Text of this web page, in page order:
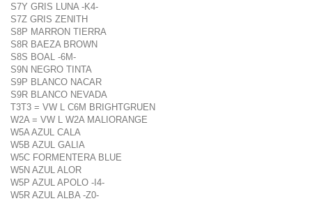
S7Y GRIS LUNA -K4-
S7Z GRIS ZENITH
S8P MARRON TIERRA
S8R BAEZA BROWN
S8S BOAL -6M-
S9N NEGRO TINTA
S9P BLANCO NACAR
S9R BLANCO NEVADA
T3T3 = VW L C6M BRIGHTGRUEN
W2A = VW L W2A MALIORANGE
W5A AZUL CALA
W5B AZUL GALIA
W5C FORMENTERA BLUE
W5N AZUL ALOR
W5P AZUL APOLO -I4-
W5R AZUL ALBA -Z0-